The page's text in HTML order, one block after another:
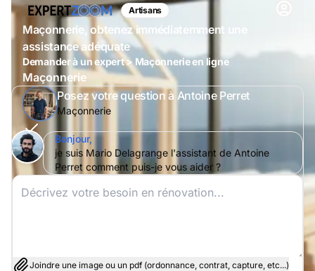
Artisans
Maçonnerie, obtenez immédiatemment une
assistance adéquate
Demander à un expert > Maçonnerie en ligne
Maçonnerie
Posez votre question à Antoine Perret
Maçonnerie
Bonjour,
je suis Mario Delagrange l'assistant de Antoine
Perret comment puis-je vous aider ?
Joindre une image ou un pdf (ordonnance, contrat, capture, etc...)